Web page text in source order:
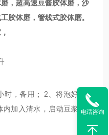
，超高速豆酱胶体磨，沙
胶体磨，管线式胶体磨。
，备用； 2、将泡好的黄
内加入清水，启动豆浆机，
电话咨询